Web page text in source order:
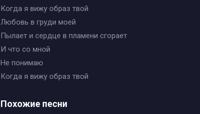
Когда я вижу образ твой
Любовь в груди моей
Пылает и сердце в пламени сгорает
И что со мной
Не понимаю
Когда я вижу образ твой
Похожие песни